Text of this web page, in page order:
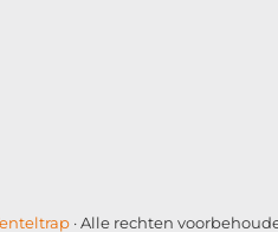
· Alle rechten